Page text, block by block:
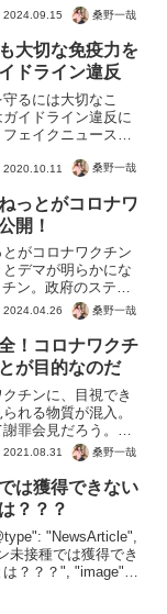
では、第２グループ
被害認定以上に、
るのが現実。虚偽
...
2024.09.15 桑野一哉
大切な免疫力を
ドライン違反
るには大切なこ
イドライン違反に
ェイクニュースで
ェックされない不思
うにしま...
2020.10.11 桑野一哉
っとがコロナワ
開！
がコロナワクチン
デマが明らかにな
ン。政府のステマ
、加担者への処分が
この状況でユーチ
まぐねっと」が動
可奈...
2024.04.26 桑野一哉
！コロナワクチ
が目的なのだ
チンに、目視でき
れる物質が混入。
罪会見だろう。し
医薬品とも言えるコ
人が死んでいるの
気づかなきゃワク
その大...
2021.08.31 桑野一哉
は獲得できない
？？？
"NewsArticle",
未接種では獲得でき
？？？", "image": [